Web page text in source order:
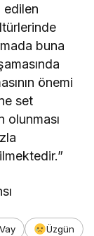
edilen
buna
önemi
set
olunması
Vay
Üzgün